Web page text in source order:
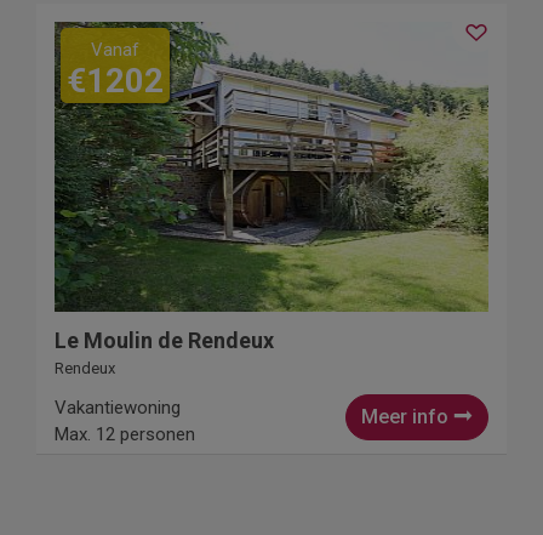
Vanaf
€1202
Le Moulin de Rendeux
Rendeux
Meer info
Vakantiewoning
Max. 12 personen